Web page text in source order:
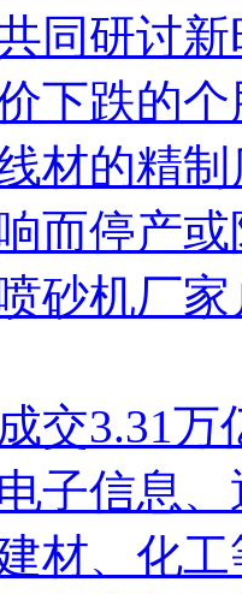
同研讨
下跌的
材的精
而停产
砂机厂
交3.31万
子信息
材、化